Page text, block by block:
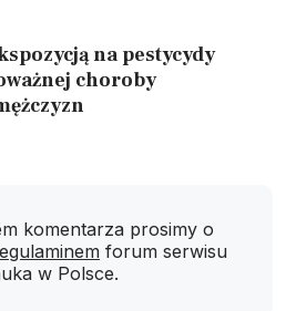
na pestycydy
choroby
komentarza prosimy o
forum serwisu
w Polsce.